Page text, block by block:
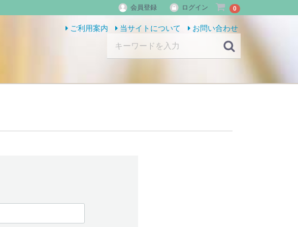
会員登録 ログイン 0
ご利用案内 当サイトについて お問い合わせ